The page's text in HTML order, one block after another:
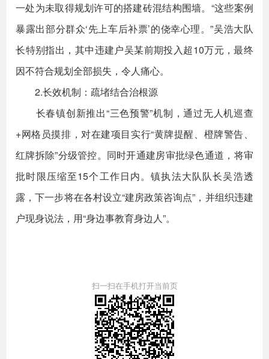
一处为未取得规划许可的搭建砖混结构围墙。“这些案例
暴露出部分群众‘先上车后补票’的侥幸心理。”吴浩大队
长特别指出，其中违建户吴某前期投入超10万元，最终
因不符合规划全部损失，令人痛心。
​​2.长效机制：疏堵结合治根源​​
长春镇创新推出“三色预警”机制，通过无人机巡查
+网格员摸排，对在建项目实行“黄牌提醒、橙牌警告、
红牌拆除”分级管控。同时开通建房审批绿色通道，将审
批时限压缩至15个工作日内。镇执法大队队长吴浩透
露，下一步将在各村设立“建房政策咨询点”，并组织违建
户现身说法，用“身边事教育身边人”。
扫一扫在手机打开当前页